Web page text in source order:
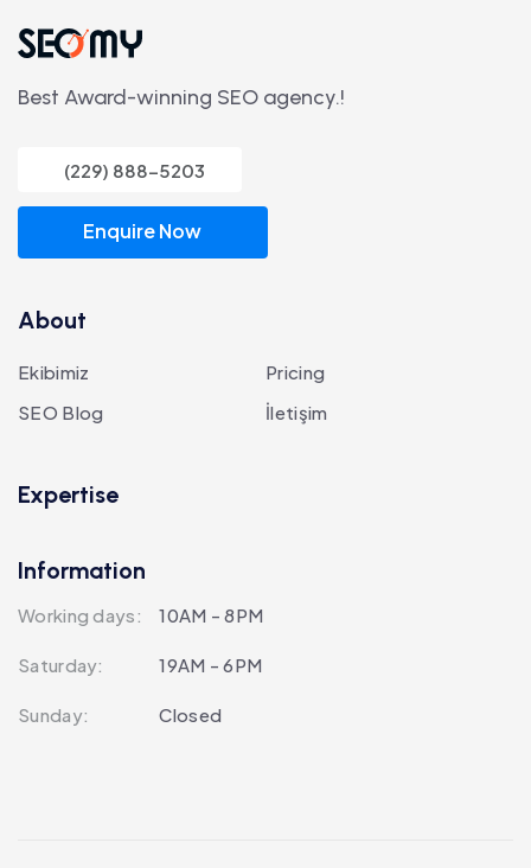
Best Award-winning SEO agency.!
(229) 888-5203
Enquire Now
About
Ekibimiz
Pricing
SEO Blog
İletişim
Expertise
Information
Working days: 10AM - 8PM
Saturday: 19AM - 6PM
Sunday: Closed